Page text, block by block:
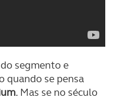
segmento e
quando se pensa
Mas se no século